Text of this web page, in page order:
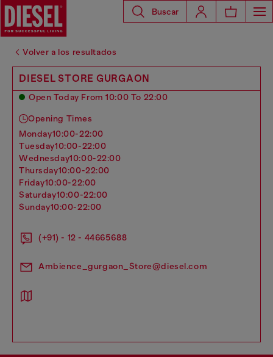
Buscar
Volver a los resultados
DIESEL STORE GURGAON
Open Today From 10:00 To 22:00
Opening Times
monday10:00-22:00
tuesday10:00-22:00
wednesday10:00-22:00
thursday10:00-22:00
friday10:00-22:00
saturday10:00-22:00
sunday10:00-22:00
(+91) - 12 - 44665688
Ambience_gurgaon_Store@diesel.com